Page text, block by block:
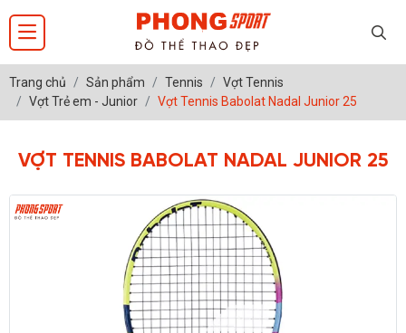
Trang chủ Sản phẩm Tennis
Vợt Tennis
Vợt Trẻ em - Junior
Vợt Tennis Babolat Nadal Junior 25
VỢT TENNIS BABOLAT NADAL JUNIOR 25